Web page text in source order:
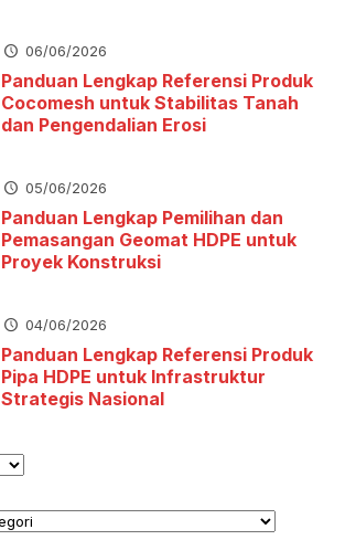
06/06/2026
Panduan Lengkap Referensi Produk
Cocomesh untuk Stabilitas Tanah
dan Pengendalian Erosi
05/06/2026
Panduan Lengkap Pemilihan dan
Pemasangan Geomat HDPE untuk
Proyek Konstruksi
04/06/2026
Panduan Lengkap Referensi Produk
Pipa HDPE untuk Infrastruktur
Strategis Nasional